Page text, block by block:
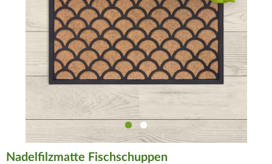
Nadelfilzmatte Fischschuppen